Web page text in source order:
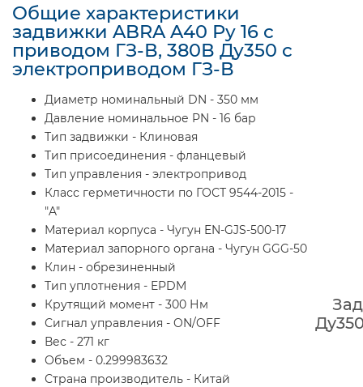
Общие характеристики
задвижки ABRA A40 Ру 16 с
приводом ГЗ-В, 380В Ду350 с
электроприводом ГЗ-В
Диаметр номинальный DN - 350 мм
Давление номинальное PN - 16 бар
Тип задвижки - Клиновая
Тип присоединения - фланцевый
Тип управления - электропривод
Класс герметичности по ГОСТ 9544-2015 -
"A"
Материал корпуса - Чугун EN-GJS-500-17
Материал запорного органа - Чугун GGG-50
Клин - обрезиненный
Тип уплотнения - EPDM
Крутящий момент - 300 Нм
Сигнал управления - ON/OFF
Вес - 271 кг
Объем - 0.299983632
Страна производитель - Китай